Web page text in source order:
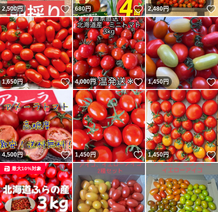
2,500円 いいね！
680円 いいね！
2,480円
1,650円 いいね！
4,000円 いいね！
1,450円
4,500円 いいね！
1,450円 いいね！
1,450円
最大10%対象